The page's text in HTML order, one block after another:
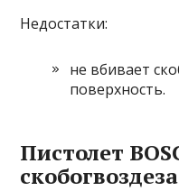
Недостатки:
не вбивает
поверхность.
Пистолет